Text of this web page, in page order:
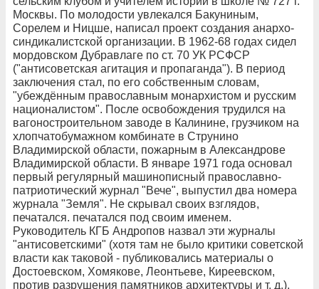
Москвы. По молодости увлекался Бакуниным,
Сорелем и Ницше, написал проект создания анархо-
синдикалистской организации. В 1962-68 годах сидел
мордовском Дубравлаге по ст. 70 УК РСФСР
("антисоветская агитация и пропаганда"). В период
заключения стал, по его собственным словам,
"убеждённым православным монархистом и русским
националистом". После освобождения трудился на
вагоностроительном заводе в Калинине, грузчиком на
хлопчатобумажном комбинате в Струнино
Владимирской области, пожарным в Александрове
Владимирской области. В январе 1971 года основал
первый регулярный машинописный православно-
патриотический журнал "Вече", выпустил два номера
журнала "Земля". Не скрывал своих взглядов,
печатался. печатался под своим именем.
Руководитель КГБ Андропов назвал эти журналы
"антисоветскими" (хотя там не было критики советской
власти как таковой - публиковались материалы о
Достоевском, Хомякове, Леонтьеве, Киреевском,
против разрушения памятников архитектуры и т. д.),